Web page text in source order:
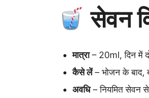
सेवन
मात्रा– 20ml, दिन में
कैसे लें– भोजन के बाद,
अवधि– नियमित सेवन